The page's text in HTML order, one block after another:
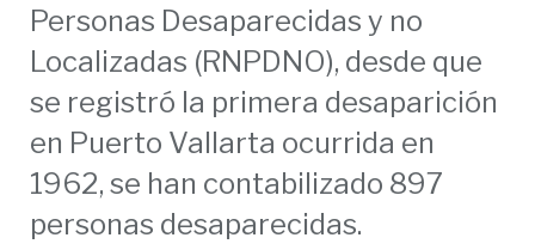
Personas Desaparecidas y no
Localizadas (RNPDNO), desde que
se registró la primera desaparición
en Puerto Vallarta ocurrida en
1962, se han contabilizado 897
personas desaparecidas.